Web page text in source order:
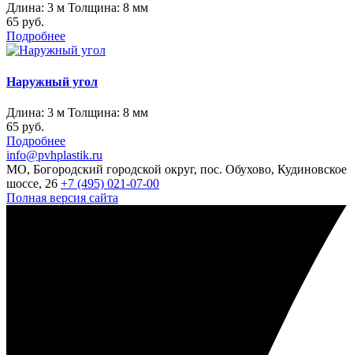
Длина: 3 м Толщина: 8 мм
65 руб.
Подробнее
Наружный угол
Длина: 3 м Толщина: 8 мм
65 руб.
Подробнее
info@pvhplastik.ru
МО, Богородский городской округ, пос. Обухово, Кудиновское
шоссе, 26 +7 (495) 021-07-00
Полная версия сайта